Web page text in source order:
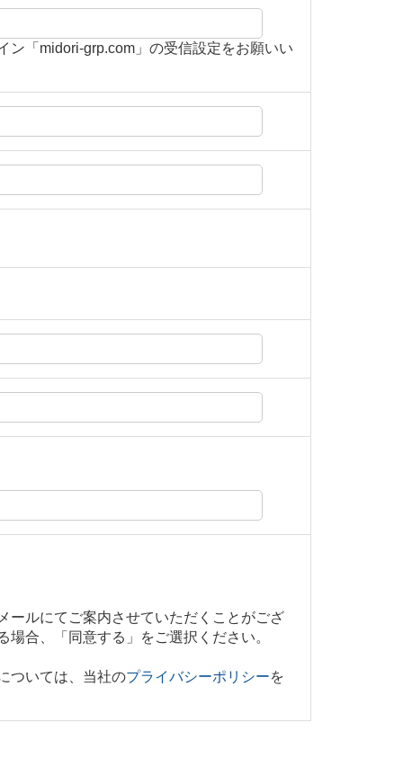
ン「midori-grp.com」の受信設定をお願いい
ールにてご案内させていただくことがござ
合、「同意する」をご選択ください。
ついては、当社のプライバシーポリシーを